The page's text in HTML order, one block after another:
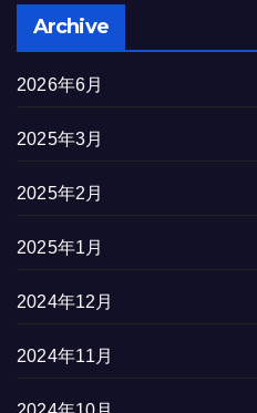
Archive
2026年6月
2025年3月
2025年2月
2025年1月
2024年12月
2024年11月